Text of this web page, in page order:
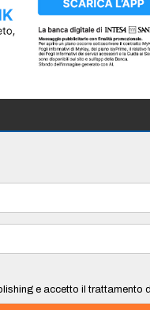
e accetto il trattamento